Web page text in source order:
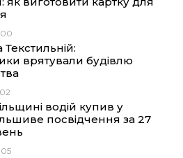
m
врятували будівлю
водій купив у
посвідчення за 27